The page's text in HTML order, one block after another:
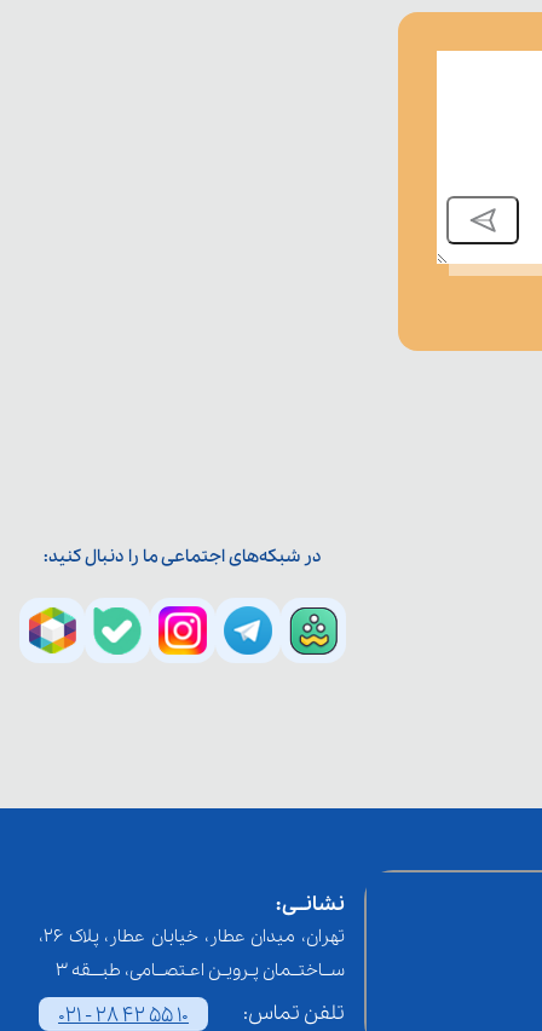
در شبکه‌های اجتماعی ما را دنبال کنید:
نشانــی:
تهران، میدان عطار، خیابان عطار، پلاک 26،
ســاختــمان پـرویـن اعـتصــامی، طبـــقه 3
تلفن تماس: 021 - 28 42 55 10